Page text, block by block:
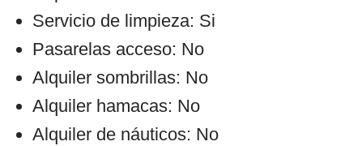
Servicio de limpieza: Si
Pasarelas acceso: No
Alquiler sombrillas: No
Alquiler hamacas: No
Alquiler de náuticos: No